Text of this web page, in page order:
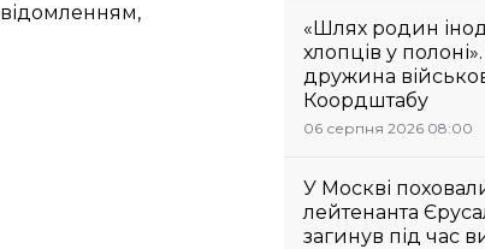
«Шлях родин
хлопців у
дружина
Коордштабу
06 серпня 2026 08:00
У Москві
лейтенанта
загинув під час